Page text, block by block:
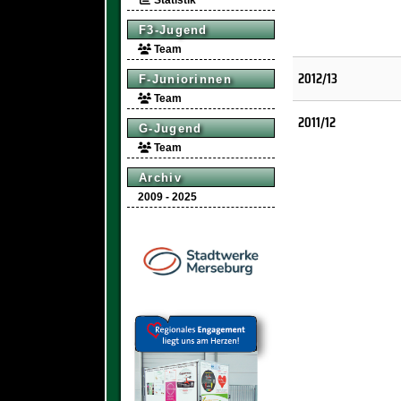
F3-Jugend
Team
F-Juniorinnen
Team
G-Jugend
Team
Archiv
2009 - 2025
2012/13
2011/12